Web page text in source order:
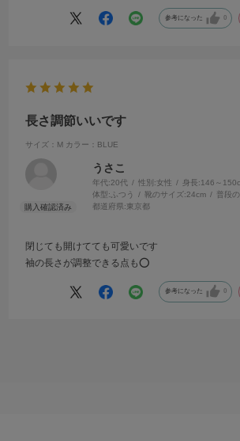
参考になった 0
長さ調節いいです
サイズ：M カラー：BLUE
うさこ
年代:20代 性別:女性 身長:146～
体型: ふつう 靴のサイズ:24cm 普段
都道府県:東京都
閉じても開けてても可愛いです
袖の長さが調整できる点も⭕️
参考になった 0